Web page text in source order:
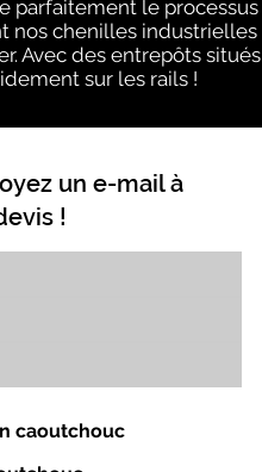
parfaitement le processus
nos chenilles industrielles
Avec des entrepôts situés
sur les rails !
un e-mail à
!
caoutchouc